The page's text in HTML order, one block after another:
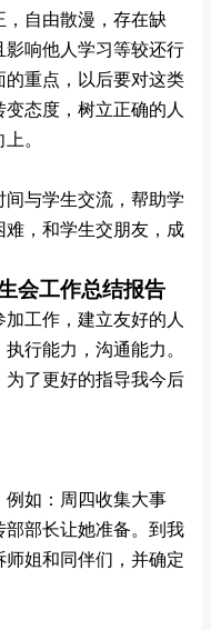
，自由散漫，存在缺
响他人学习等较还行
的重点，以后要对这类
态度，树立正确的人
。
与学生交流，帮助学
，和学生交朋友，成
会工作总结报告
工作，建立友好的人
行能力，沟通能力。
了更好的指导我今后
例如：周四收集大事
部长让她准备。到我
姐和同伴们，并确定